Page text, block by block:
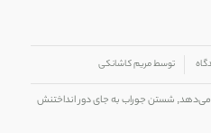
توسطمریم کاشانکی
می‌دهد, شستن جوراب به جای دور انداختنش